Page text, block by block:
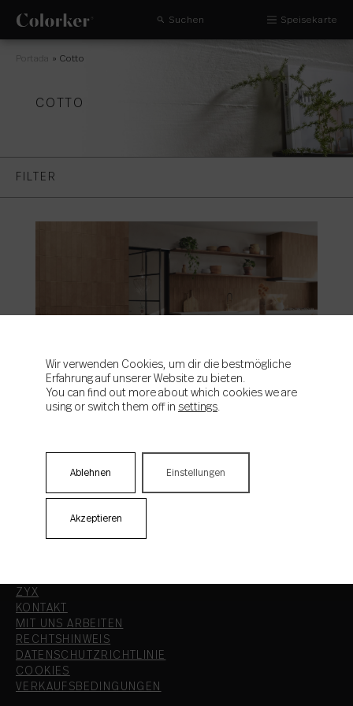
Suchen Speisekarte
Portada »Cotto
COTTO
FILTER
Revival
ZYX
KONTAKT
MIT UNS ARBEITEN
RECHTSHINWEIS
DATENSCHUTZRICHTLINIE
COOKIES
VERKAUFSBEDINGUNGEN
Wir verwenden Cookies, um dir die bestmögliche
Erfahrung auf unserer Website zu bieten.
You can find out more about which cookies we are
using or switch them off in settings
Akzeptieren
Ablehnen Einstellungen